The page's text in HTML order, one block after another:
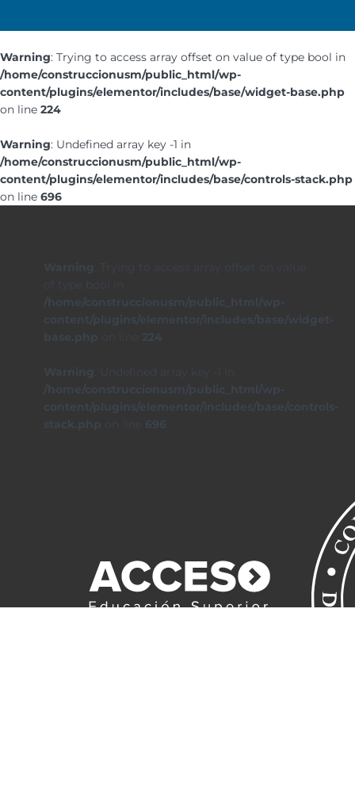
Warning: Trying to access array offset on value of type bool in
/home/construccionusm/public_html/wp-
content/plugins/elementor/includes/base/widget-base.php
on line 224
Warning: Undefined array key -1 in
/home/construccionusm/public_html/wp-
content/plugins/elementor/includes/base/controls-stack.php
on line 696
Warning: Trying to access array offset on value
of type bool in
/home/construccionusm/public_html/wp-
content/plugins/elementor/includes/base/widget-
base.php on line 224
Warning: Undefined array key -1 in
/home/construccionusm/public_html/wp-
content/plugins/elementor/includes/base/controls-
stack.php on line 696